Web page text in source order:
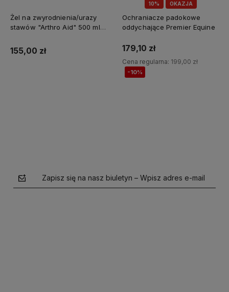
Żel na zwyrodnienia/urazy
stawów "Arthro Aid" 500 ml
155,00 zł
10% OKAZJA
Ochraniacze padokowe
oddychające Premier Equine
179,10 zł
Cena regularna: 199,00 zł
-10%
Zapisz się na nasz biuletyn – Wpisz adres e-mail